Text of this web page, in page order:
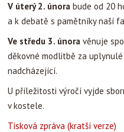
V úterý 2. února bude od 20
a k debatě s pamětníky naší
Ve středu 3. února věnuje
děkovné modlitbě za
nadcházející.
U příležitosti výročí vyjde
v kostele.
Tisková zpráva (kratší verze)